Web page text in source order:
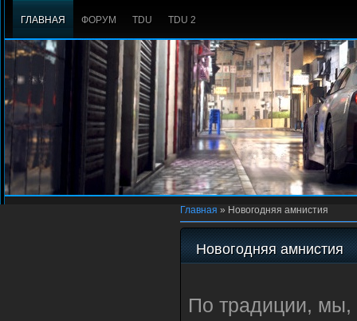
ГЛАВНАЯ ФОРУМ TDU TDU 2
Главная » Новогодняя амнистия
Новогодняя амнистия
По традиции, мы,